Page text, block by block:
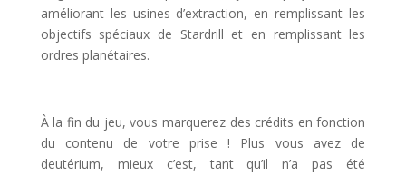
améliorant les usines d’extraction, en remplissant les
objectifs spéciaux de Stardrill et en remplissant les
ordres planétaires.
À la fin du jeu, vous marquerez des crédits en fonction
du contenu de votre prise ! Plus vous avez de
deutérium, mieux c’est, tant qu’il n’a pas été